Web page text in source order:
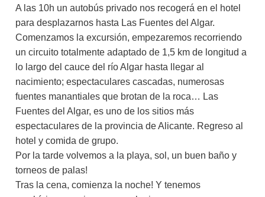
A las 10h un autobús privado nos recogerá en el hotel
para desplazarnos hasta Las Fuentes del Algar.
Comenzamos la excursión, empezaremos recorriendo
un circuito totalmente adaptado de 1,5 km de longitud a
lo largo del cauce del río Algar hasta llegar al
nacimiento; espectaculares cascadas, numerosas
fuentes manantiales que brotan de la roca… Las
Fuentes del Algar, es uno de los sitios más
espectaculares de la provincia de Alicante. Regreso al
hotel y comida de grupo.
Por la tarde volvemos a la playa, sol, un buen baño y
torneos de palas!
Tras la cena, comienza la noche! Y tenemos